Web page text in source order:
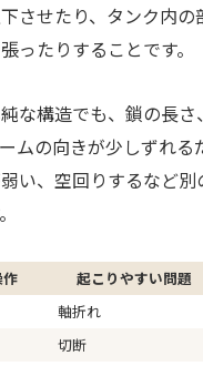
させたり、タンク内の
ったりすることです。
な構造でも、鎖の長さ
ムの向きが少しずれる
い、空回りするなど
起こりやすい問題
軸折れ
切断